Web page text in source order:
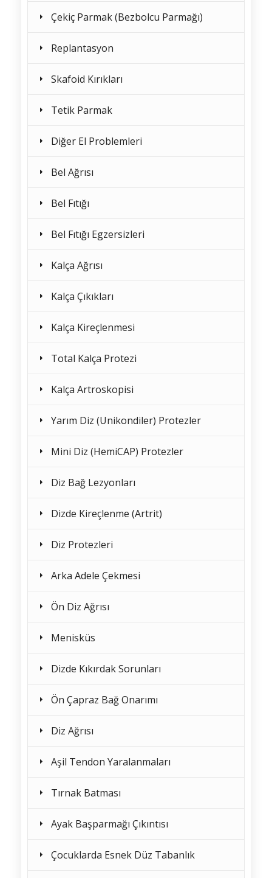
Çekiç Parmak (Bezbolcu Parmağı)
Replantasyon
Skafoid Kırıkları
Tetik Parmak
Diğer El Problemleri
Bel Ağrısı
Bel Fıtığı
Bel Fıtığı Egzersizleri
Kalça Ağrısı
Kalça Çıkıkları
Kalça Kireçlenmesi
Total Kalça Protezi
Kalça Artroskopisi
Yarım Diz (Unikondiler) Protezler
Mini Diz (HemiCAP) Protezler
Diz Bağ Lezyonları
Dizde Kireçlenme (Artrit)
Diz Protezleri
Arka Adele Çekmesi
Ön Diz Ağrısı
Menisküs
Dizde Kıkırdak Sorunları
Ön Çapraz Bağ Onarımı
Diz Ağrısı
Aşil Tendon Yaralanmaları
Tırnak Batması
Ayak Başparmağı Çıkıntısı
Çocuklarda Esnek Düz Tabanlık